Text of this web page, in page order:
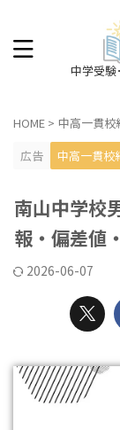
中学受験
HOME > 中高一貫校
広告
中高一貫校
南山中学校
報・偏差値
2026-06-07